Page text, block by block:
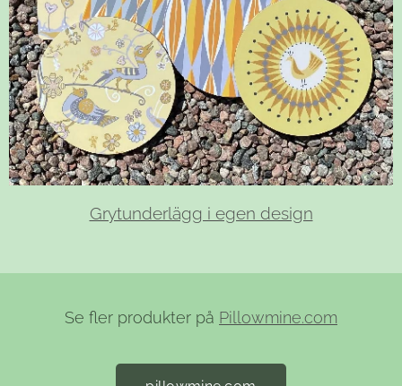
Grytunderlägg i egen design
Se fler produkter på Pillowmine.com